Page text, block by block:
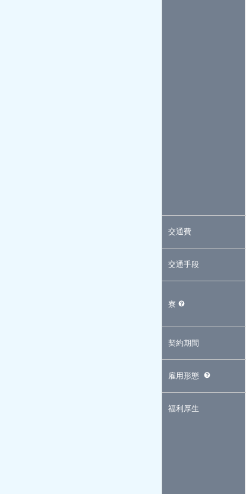
交通費
交通手段
寮
契約期間
雇用形態
福利厚生